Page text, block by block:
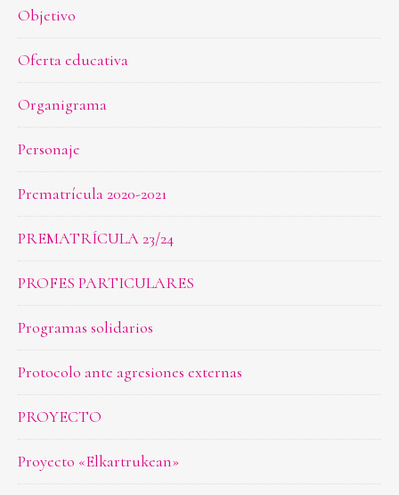
Objetivo
Oferta educativa
Organigrama
Personaje
Prematrícula 2020-2021
PREMATRÍCULA 23/24
PROFES PARTICULARES
Programas solidarios
Protocolo ante agresiones externas
PROYECTO
Proyecto «Elkartrukean»